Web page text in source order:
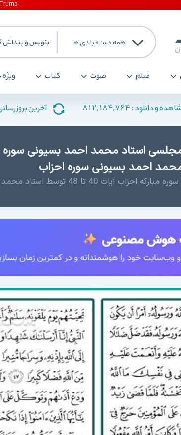
همه دسته بندی ها
فیلم صوت کتاب
و دانلود : 812,184,764 آخرین
مجلسی استاد محمد احمد بسیونی سوره
محمد احمد بسیونی سوره احزاب
آیات 40 تا 48 توسط استاد محمد احمد بسیونی